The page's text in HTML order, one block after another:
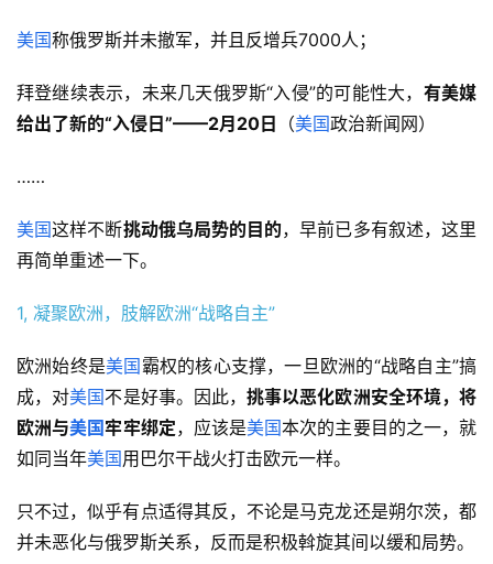
美国称俄罗斯并未撤军，并且反增兵7000人；
拜登继续表示，未来几天俄罗斯“入侵”的可能性大， 有美媒
给出了新的“入侵日”——2月20日 （美国政治新闻网）
……
美国这样不断挑动俄乌局势的目的，早前已多有叙述，这里
再简单重述一下。
1, 凝聚欧洲，肢解欧洲“战略自主”
欧洲始终是美国霸权的核心支撑，一旦欧洲的“战略自主”搞
成，对美国不是好事。因此，挑事以恶化欧洲安全环境，将
欧洲与美国牢牢绑定，应该是美国本次的主要目的之一，就
如同当年美国用巴尔干战火打击欧元一样。
只不过，似乎有点适得其反，不论是马克龙还是朔尔茨，都
并未恶化与俄罗斯关系，反而是积极斡旋其间以缓和局势。